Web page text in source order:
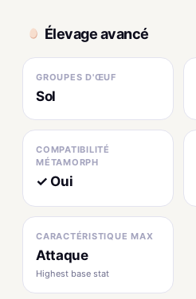
Élevage avancé
GROUPES D'ŒUF
Sol
COMPATIBILITÉ
MÉTAMORPH
✓ Oui
CARACTÉRISTIQUE MAX
Attaque
Highest base stat